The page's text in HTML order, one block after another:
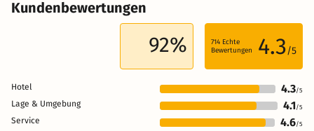
Kundenbewertungen
92% 714 Echte
Bewertungen
4.3/5
Hotel 4.3/5
Lage & Umgebung 4.1/5
Service 4.6/5